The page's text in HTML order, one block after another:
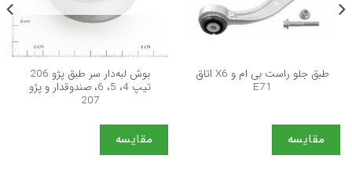
طبق جلو راست بی ام و X6 اتاق
E71
مقایسه
بوش لبه‌دار سر طبق پژو 206
تیپ 4، 5، 6، صندوقدار و پژو
207
مقایسه